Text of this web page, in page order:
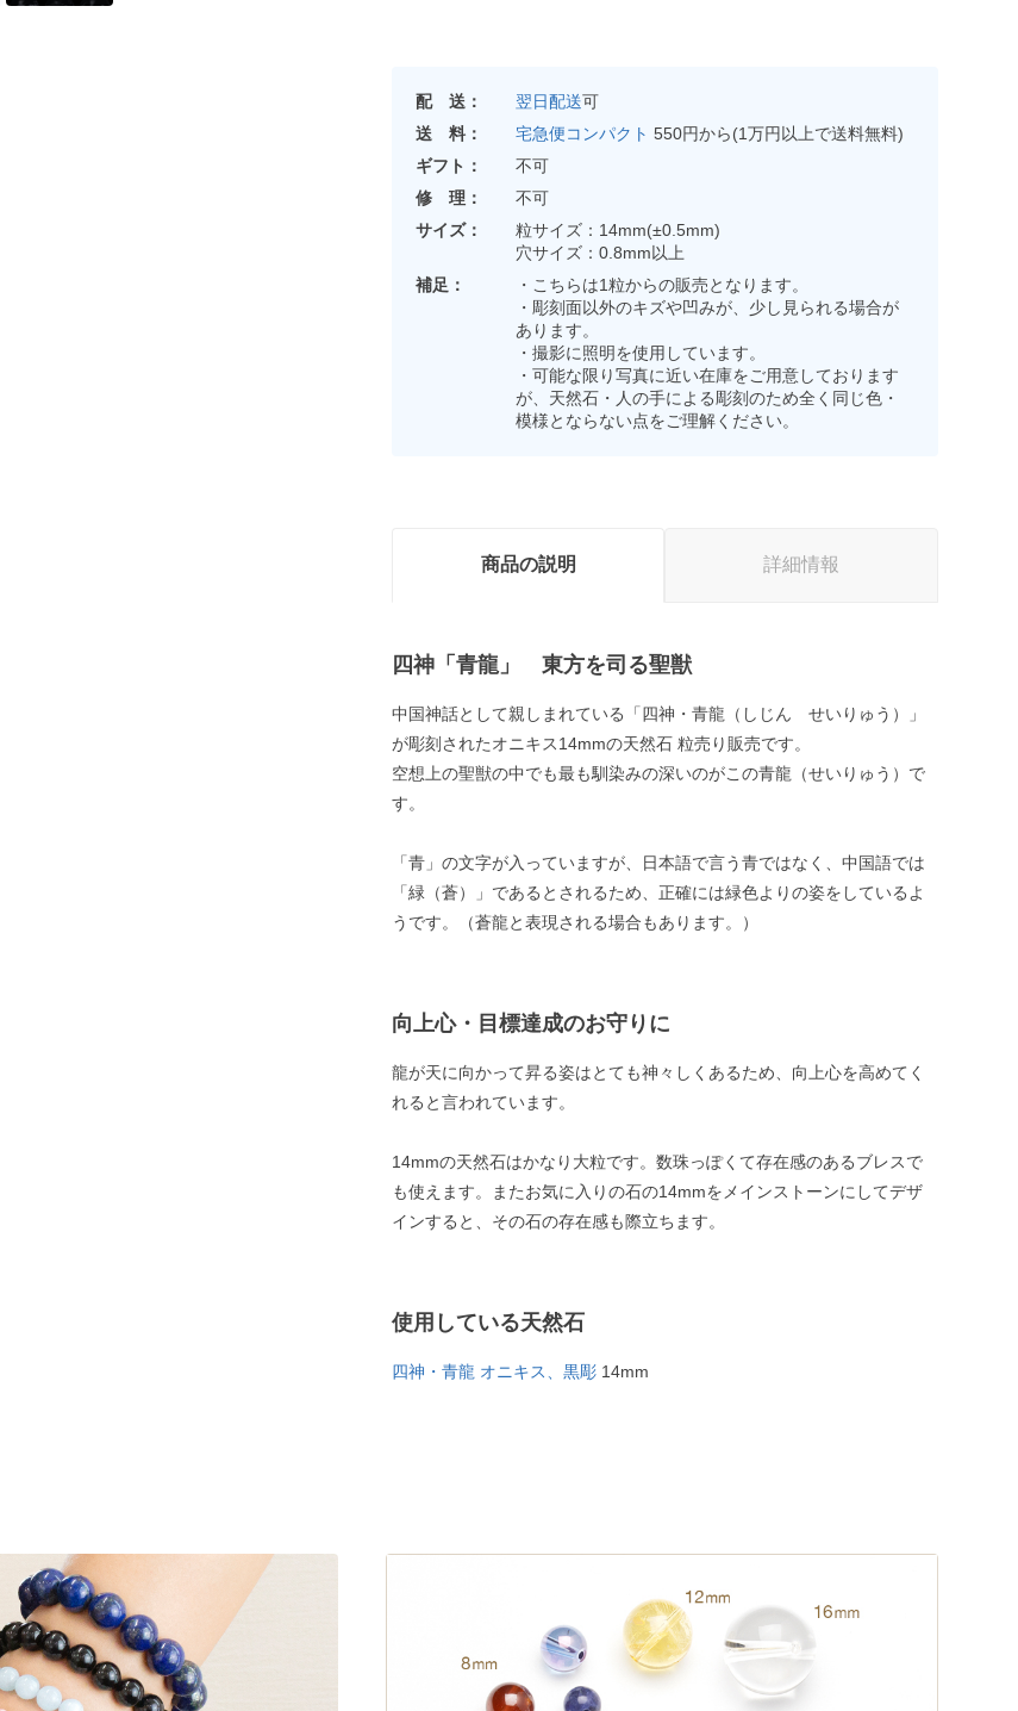
配 送： 翌日配送可
送 料：
宅急便コンパクト 550円から(1万円以上で送料無料)
ギフト：
不可
修 理：
不可
サイズ：
粒サイズ：14mm(±0.5mm)
穴サイズ：0.8mm以上
補足：
・こちらは1粒からの販売となります。
・彫刻面以外のキズや凹みが、少し見られる場合が
あります。
・撮影に照明を使用しています。
・可能な限り写真に近い在庫をご用意しております
が、天然石・人の手による彫刻のため全く同じ色・
模様とならない点をご理解ください。
商品の説明 詳細情報
四神「青龍」 東方を司る聖獣
中国神話として親しまれている「四神・青龍（しじん せいりゅう）」
が彫刻されたオニキス14mmの天然石 粒売り販売です。
空想上の聖獣の中でも最も馴染みの深いのがこの青龍（せいりゅう）で
す。
「青」の文字が入っていますが、日本語で言う青ではなく、中国語では
「緑（蒼）」であるとされるため、正確には緑色よりの姿をしているよ
うです。（蒼龍と表現される場合もあります。）
向上心・目標達成のお守りに
龍が天に向かって昇る姿はとても神々しくあるため、向上心を高めてく
れると言われています。
14mmの天然石はかなり大粒です。数珠っぽくて存在感のあるブレスで
も使えます。またお気に入りの石の14mmをメインストーンにしてデザ
インすると、その石の存在感も際立ちます。
使用している天然石
四神・青龍 オニキス、黒彫14mm